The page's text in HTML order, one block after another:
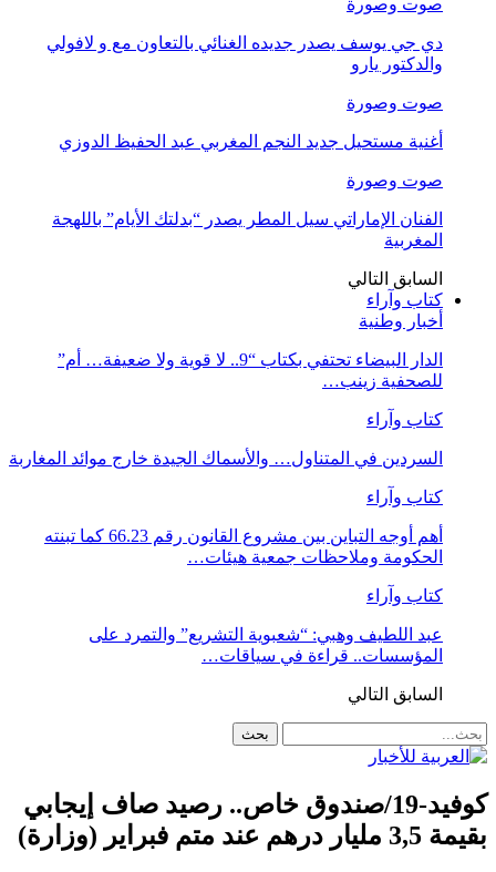
صوت وصورة
دي جي يوسف يصدر جديده الغنائي بالتعاون مع و لافولي
والدكتور يارو
صوت وصورة
أغنية مستحيل جديد النجم المغربي عبد الحفيظ الدوزي
صوت وصورة
الفنان الإماراتي سيل المطر يصدر “بدلتك الأيام” باللهجة
المغربية
السابق التالي
كتاب وآراء
أخبار وطنية
الدار البيضاء تحتفي بكتاب “9.. لا قوية ولا ضعيفة… أم”
للصحفية زينب…
كتاب وآراء
السردين في المتناول… والأسماك الجيدة خارج موائد المغاربة
كتاب وآراء
أهم أوجه التباين بين مشروع القانون رقم 66.23 كما تبنته
الحكومة وملاحظات جمعية هيئات…
كتاب وآراء
عبد اللطيف وهبي: “شعبوية التشريع” والتمرد على
المؤسسات.. قراءة في سياقات…
السابق التالي
كوفيد-19/صندوق خاص.. رصيد صاف إيجابي
بقيمة 3,5 مليار درهم عند متم فبراير (وزارة)